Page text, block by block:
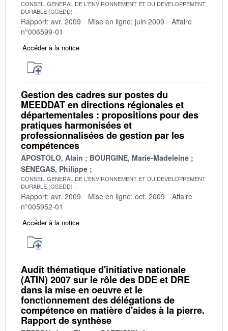
CONSEIL GENERAL DE L'ENVIRONNEMENT ET DU DEVELOPPEMENT
DURABLE (CGEDD)
Rapport: avr. 2009 Mise en ligne: juin 2009
Affaire
n°006599-01
Accéder à la notice
Gestion des cadres sur postes du
MEEDDAT en directions régionales et
départementales : propositions pour des
pratiques harmonisées et
professionnalisées de gestion par les
compétences
APOSTOLO, Alain
BOURGINE, Marie-Madeleine
SENEGAS, Philippe
CONSEIL GENERAL DE L'ENVIRONNEMENT ET DU DEVELOPPEMENT
DURABLE (CGEDD)
Rapport: avr. 2009 Mise en ligne: oct. 2009
Affaire
n°005952-01
Accéder à la notice
Audit thématique d'initiative nationale
(ATIN) 2007 sur le rôle des DDE et DRE
dans la mise en oeuvre et le
fonctionnement des délégations de
compétence en matière d'aides à la pierre.
Rapport de synthèse